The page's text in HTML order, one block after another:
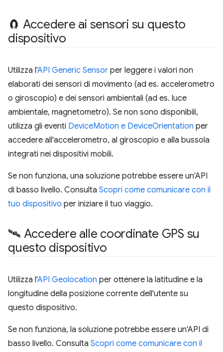
🧲 Accedere ai sensori su questo
dispositivo
Utilizza l'API Generic Sensor per leggere i valori non
elaborati dei sensori di movimento (ad es. accelerometro
o giroscopio) e dei sensori ambientali (ad es. luce
ambientale, magnetometro). Se non sono disponibili,
utilizza gli eventi DeviceMotion e DeviceOrientation per
accedere all'accelerometro, al giroscopio e alla bussola
integrati nei dispositivi mobili.
Se non funziona, una soluzione potrebbe essere un'API
di basso livello. Consulta Scopri come comunicare con il
tuo dispositivo per iniziare il tuo viaggio.
🛰 Accedere alle coordinate GPS su
questo dispositivo
Utilizza l'API Geolocation per ottenere la latitudine e la
longitudine della posizione corrente dell'utente su
questo dispositivo.
Se non funziona, la soluzione potrebbe essere un'API di
basso livello. Consulta Scopri come comunicare con il